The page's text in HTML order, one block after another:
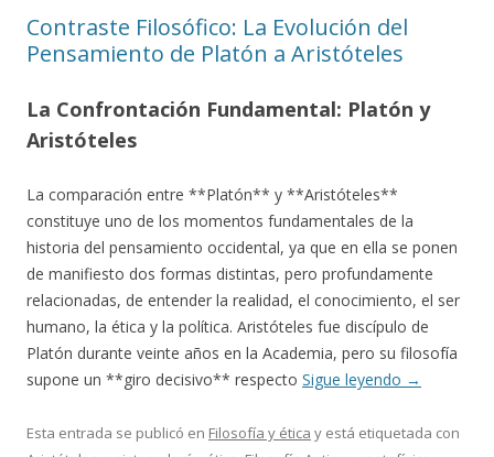
Contraste Filosófico: La Evolución del
Pensamiento de Platón a Aristóteles
La Confrontación Fundamental: Platón y
Aristóteles
La comparación entre **Platón** y **Aristóteles**
constituye uno de los momentos fundamentales de la
historia del pensamiento occidental, ya que en ella se ponen
de manifiesto dos formas distintas, pero profundamente
relacionadas, de entender la realidad, el conocimiento, el ser
humano, la ética y la política. Aristóteles fue discípulo de
Platón durante veinte años en la Academia, pero su filosofía
supone un **giro decisivo** respecto Sigue leyendo →
Esta entrada se publicó en Filosofía y ética y está etiquetada con